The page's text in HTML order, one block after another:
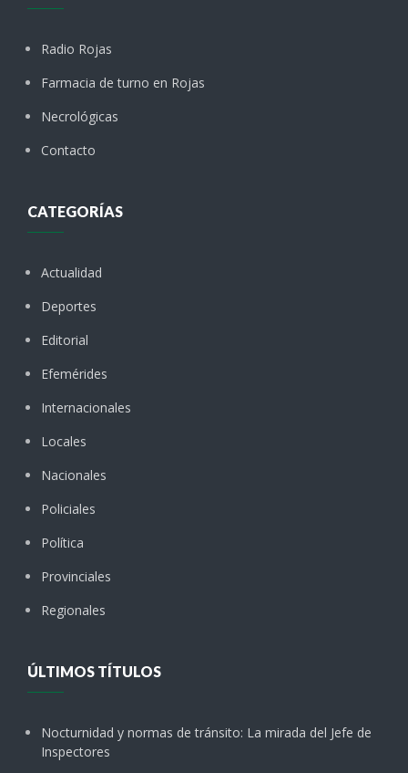
Radio Rojas
Farmacia de turno en Rojas
Necrológicas
Contacto
CATEGORÍAS
Actualidad
Deportes
Editorial
Efemérides
Internacionales
Locales
Nacionales
Policiales
Política
Provinciales
Regionales
ÚLTIMOS TÍTULOS
Nocturnidad y normas de tránsito: La mirada del Jefe de
Inspectores